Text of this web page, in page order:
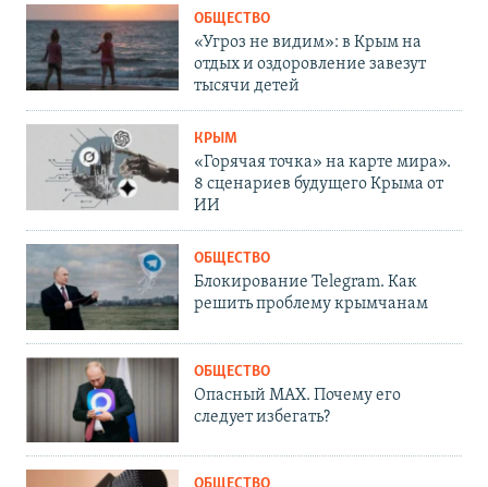
ОБЩЕСТВО
«Угроз не видим»: в Крым на
отдых и оздоровление завезут
тысячи детей
КРЫМ
«Горячая точка» на карте мира».
8 сценариев будущего Крыма от
ИИ
ОБЩЕСТВО
Блокирование Telegram. Как
решить проблему крымчанам
ОБЩЕСТВО
Опасный MAX. Почему его
следует избегать?